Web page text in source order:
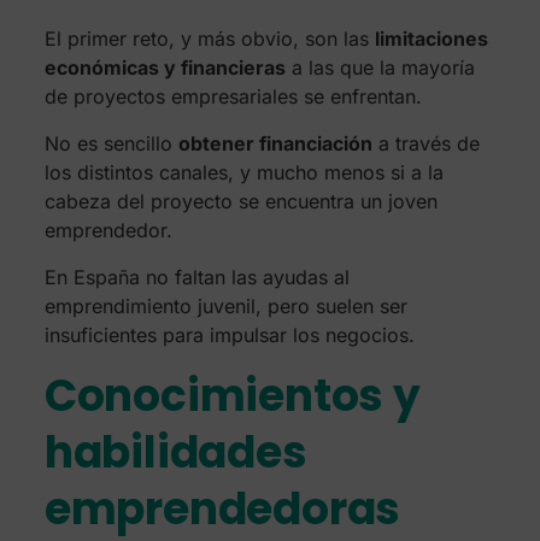
El primer reto, y más obvio, son las limitaciones
económicas y financieras a las que la mayoría
de proyectos empresariales se enfrentan.
No es sencillo obtener financiación a través de
los distintos canales, y mucho menos si a la
cabeza del proyecto se encuentra un joven
emprendedor.
En España no faltan las ayudas al
emprendimiento juvenil, pero suelen ser
insuficientes para impulsar los negocios.
Conocimientos y
habilidades
emprendedoras